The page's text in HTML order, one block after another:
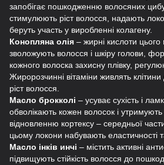
запобігає пошкодженню волосяних
стимулюють ріст волосся, надають
беруть участь у виробленні колагену.
Конопляна олія – жирні кислоти
зволожують волосся і шкіру голови,
кожного волоска захисну плівку,
Жиророзчинні вітаміни живлять клітини
ріст волосся.
Масло брокколі – усуває сухість і
обволікають кожен волосок і
відновленню кортексу – середньої
цьому локони набувають еластичності
Масло інків инчі – містить активні
підвищують стійкість волосся до